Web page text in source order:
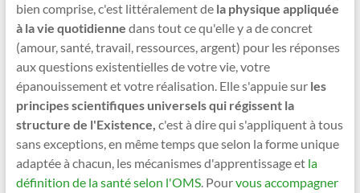
bien comprise, c'est littéralement de la physique appliquée
à la vie quotidienne dans tout ce qu'elle y a de concret
(amour, santé, travail, ressources, argent) pour les réponses
aux questions existentielles de votre vie, votre
épanouissement et votre réalisation. Elle s'appuie sur les
principes scientifiques universels qui régissent la
structure de l'Existence, c'est à dire qui s'appliquent à tous
sans exceptions, en même temps que selon la forme unique
adaptée à chacun, les mécanismes d'apprentissage et la
définition de la santé selon l'OMS. Pourvous accompagner